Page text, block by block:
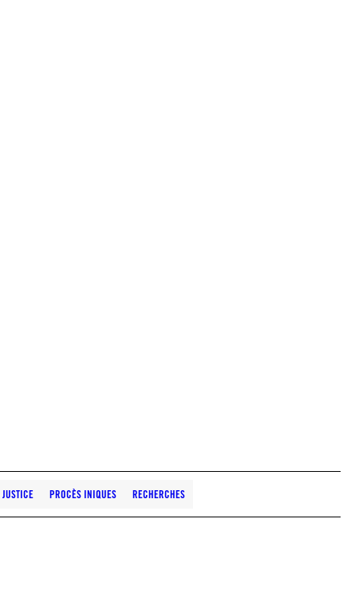
JUSTICE PROCÈS INIQUES RECHERCHES